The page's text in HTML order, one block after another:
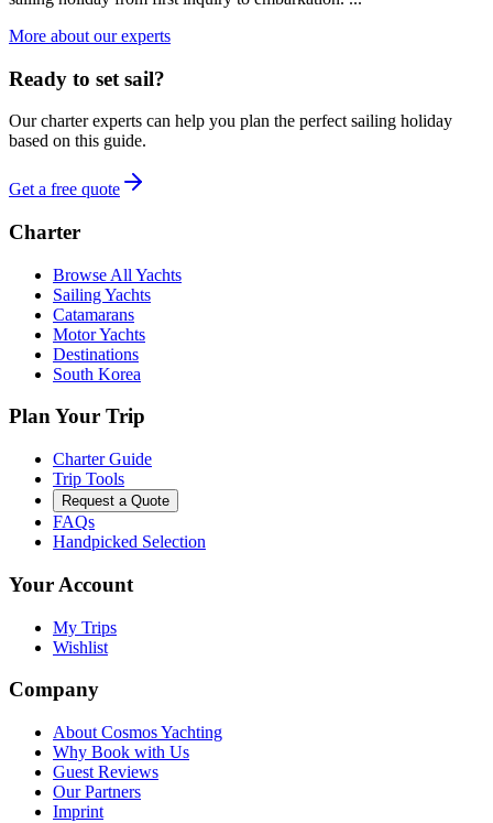
More about our experts
Ready to set sail?
Our charter experts can help you plan the perfect sailing holiday
based on this guide.
Get a free quote
Charter
Browse All Yachts
Sailing Yachts
Catamarans
Motor Yachts
Destinations
South Korea
Plan Your Trip
Charter Guide
Trip Tools
Request a Quote
FAQs
Handpicked Selection
Your Account
My Trips
Wishlist
Company
About Cosmos Yachting
Why Book with Us
Guest Reviews
Our Partners
Imprint